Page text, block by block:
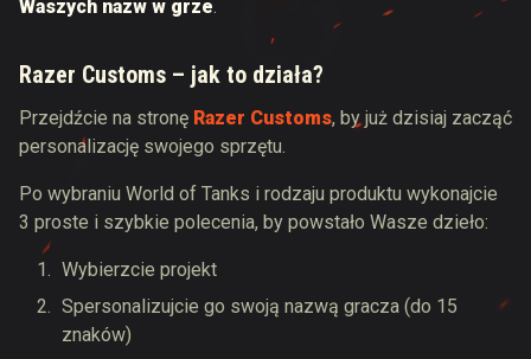
Waszych nazw w grze.
Razer Customs – jak to działa?
Przejdźcie na stronę Razer Customs, by już dzisiaj zacząć
personalizację swojego sprzętu.
Po wybraniu World of Tanks i rodzaju produktu wykonajcie
3 proste i szybkie polecenia, by powstało Wasze dzieło:
Wybierzcie projekt
Spersonalizujcie go swoją nazwą gracza (do 15
znaków)